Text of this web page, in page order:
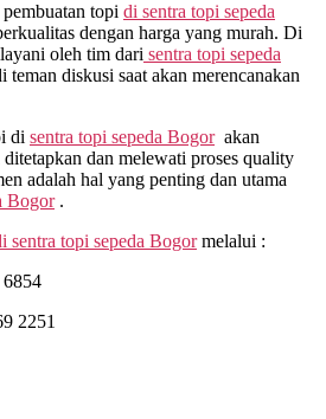
topi di sentra topi sepeda
dengan harga yang murah. Di
oleh tim dari sentra topi sepeda
diskusi saat akan merencanakan
di sentra topi sepeda Bogorakan
dan melewati proses quality
adalah hal yang penting dan utama
Bogor.
sentra topi sepeda Bogormelalui :
2251